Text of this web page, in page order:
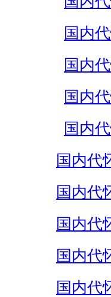
国内
国内
国内
国内
国内代
国内代
国内代
国内代
国内代